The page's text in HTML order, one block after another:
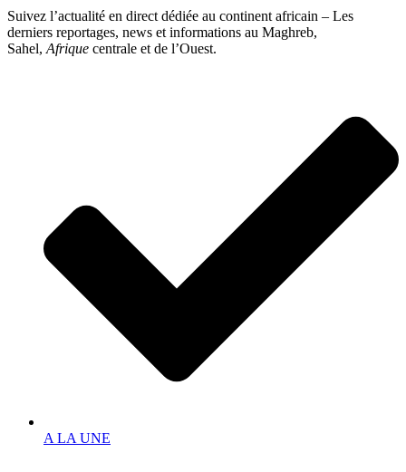
Suivez l’actualité en direct dédiée au continent africain – Les
derniers reportages, news et informations au Maghreb,
Sahel,Afrique centrale et de l’Ouest.
A LA UNE